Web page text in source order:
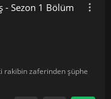
- Sezon 1 Bölüm
rakibin zaferinden şüphe